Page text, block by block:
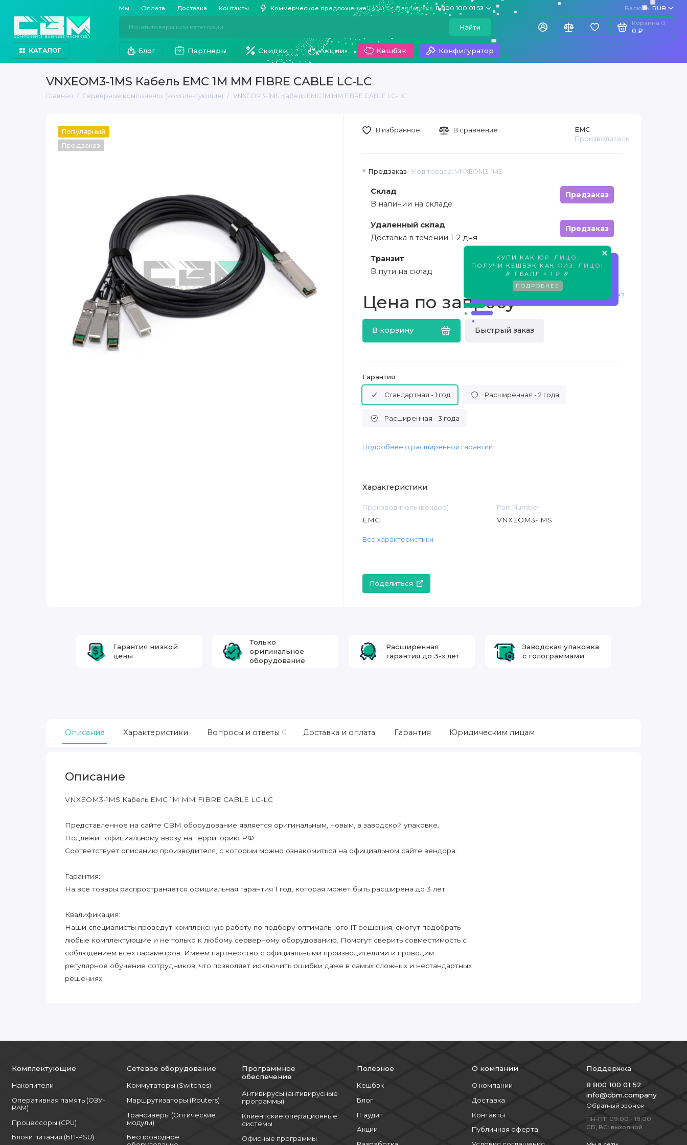
Мы Оплата Доставка Контакты Коммерческое предложение Поддержка 8 800 100 01 52 Валюта RUB
Найти
Корзина 0
0 ₽
КАТАЛОГ Блог Партнеры Скидки Акции Кешбэк Конфигуратор
VNXEOM3-1MS Кабель EMC 1M MM FIBRE CABLE LC-LC
Главная Серверные компоненты (комплектующие) VNXEOM3-1MS Кабель EMC 1M MM FIBRE CABLE LC-LC
Популярный
Предзаказ
×
КУПИ КАК ЮР. ЛИЦО
ПОЛУЧИ КЕШБЭК КАК ФИЗ. ЛИЦО !
🎉 1 БАЛЛ = 1 ₽ 🎉
ПОДРОБНЕЕ
Предзаказ Код товара: VNXEOM3-1MS
EMC
Производитель
Склад
Предзаказ
В наличии на складе
Удаленный склад
Предзаказ
Доставка в течении 1-2 дня
Транзит
Предзаказ
В пути на склад
Цена по запросу
В корзину Быстрый заказ
Нашли дешевле?
В избранное В сравнение
Гарантия
Стандартная - 1 год Расширенная - 2 года
Расширенная - 3 года
Подробнее о расширенной гарантии
Характеристики
Производитель (вендор)
EMC
Part Number
VNXEOM3-1MS
Все характеристики
Поделиться
Гарантия низкой
цены
Только
оригинальное
оборудование
Расширенная
гарантия до 3-х лет
Заводская упаковка
с голограммами
Описание Характеристики Вопросы и ответы 0 Доставка и оплата Гарантия Юридическим лицам
Описание
VNXEOM3-1MS Кабель EMC 1M MM FIBRE CABLE LC-LC
Представленное на сайте CBM оборудование является оригинальным, новым, в заводской упаковке.
Подлежит официальному ввозу на территорию РФ.
Соответствует описанию производителя, с которым можно ознакомиться на официальном сайте вендора.
Гарантия:
На все товары распространяется официальная гарантия 1 год, которая может быть расширена до 3 лет.
Квалификация:
Наши специалисты проведут комплексную работу по подбору оптимального IT решения, смогут подобрать
любые комплектующие и не только к любому серверному оборудованию. Помогут сверить совместимость с
соблюдением всех параметров. Имеем партнерство с официальными производителями и проводим
регулярное обучение сотрудников, что позволяет исключить ошибки даже в самых сложных и нестандартных
решениях.
Комплектующие
Накопители
Оперативная память (ОЗУ-
RAM)
Процессоры (CPU)
Блоки питания (БП-PSU)
Сетевое оборудование
Коммутаторы (Switches)
Маршрутизаторы (Routers)
Трансиверы (Оптические
модули)
Беспроводное
Программное
обеспечение
Антивирусы (антивирусные
программы)
Клиентские операционные
системы
Офисные программы
Полезное
Кешбэк
Блог
IT аудит
Акции
О компании
О компании
Доставка
Контакты
Публичная оферта
Поддержка
8 800 100 01 52
info@cbm.company
Обратный звонок
ПН-ПТ: 09:00 - 18:00
СБ, ВС: выходной